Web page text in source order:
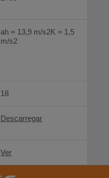
ah = 13,9 m/s2K = 1,5
m/s2
18
Descarregar
Ver